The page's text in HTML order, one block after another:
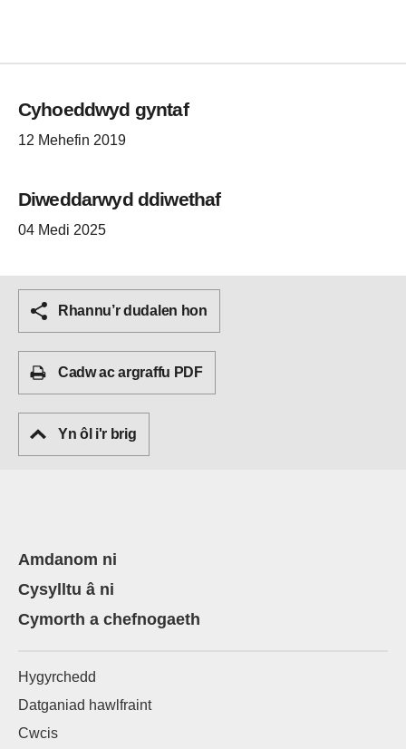
Cyhoeddwyd gyntaf
12 Mehefin 2019
Diweddarwyd ddiwethaf
04 Medi 2025
Rhannu’r dudalen hon
Cadw ac argraffu PDF
Yn ôl i'r brig
Amdanom ni
Cysylltu â ni
Cymorth a chefnogaeth
Hygyrchedd
Datganiad hawlfraint
Cwcis